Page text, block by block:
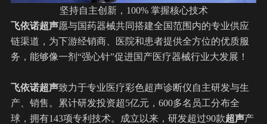
坚持自主创新，100% 掌握核心技术
飞依诺超声愿与国药器械共同搭建全国范围内的专业供应
链渠道，为下游经销商、医院和患者提供全方位的优质服
务，能够像一剂“强心针”促进国产医疗器械行业大发展！
飞依诺超声致力于专业医疗彩色超声诊断仪自主研发与生
产、销售。累计研发投资超5亿元，600多名员工分布全
球，拥有143项专利技术。成立以来，研发超过90款超声产